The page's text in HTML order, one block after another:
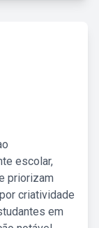
escolar,
priorizam
criatividade
em